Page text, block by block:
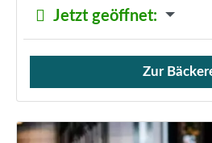
Jetzt geöffnet:
Verkauf von Brötchen,
Zur